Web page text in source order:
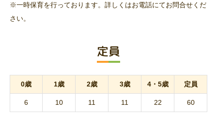
※一時保育を行っております。詳しくはお電話にてお問合せくだ
さい。
定員
0歳
6
1歳
10
2歳
11
3歳
11
4・5歳
22
定員
60